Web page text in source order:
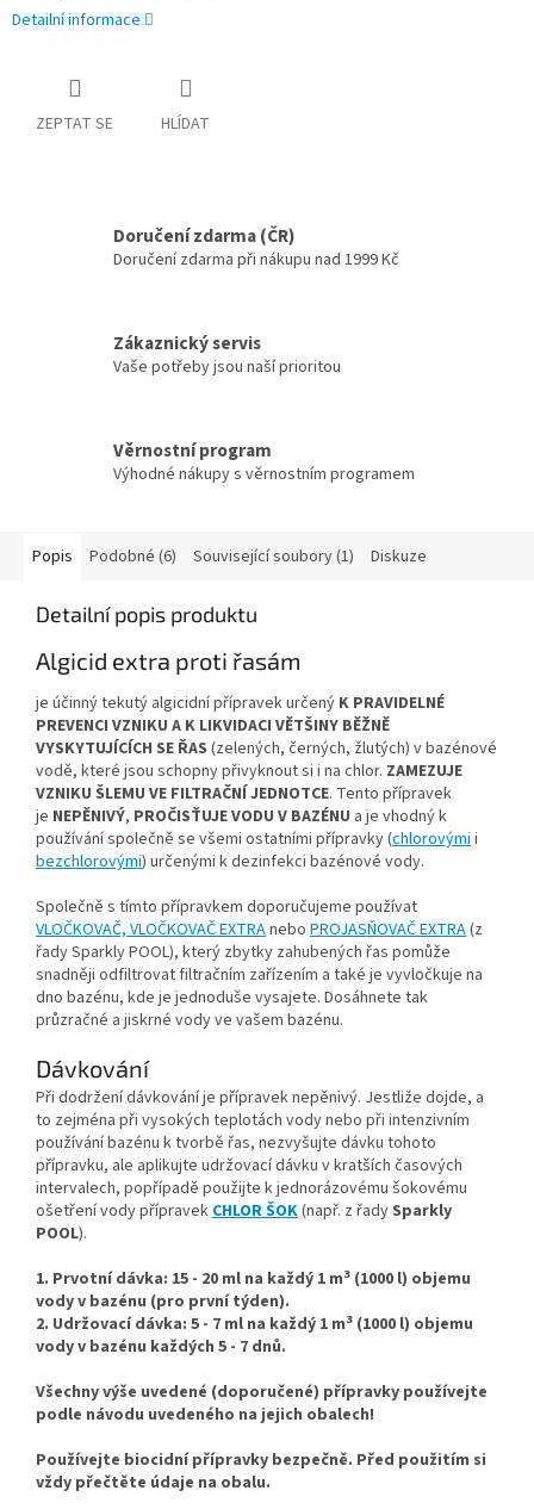
Detailní informace
ZEPTAT SE HLÍDAT
Doručení zdarma (ČR)
Doručení zdarma při nákupu nad 1999 Kč
Zákaznický servis
Vaše potřeby jsou naší prioritou
Věrnostní program
Výhodné nákupy s věrnostním programem
Popis Podobné (6) Související soubory (1) Diskuze
Detailní popis produktu
Algicid extra proti řasám
je účinný tekutý algicidní přípravek určený K PRAVIDELNÉ
PREVENCI VZNIKU A K LIKVIDACI VĚTŠINY BĚŽNĚ
VYSKYTUJÍCÍCH SE ŘAS (zelených, černých, žlutých) v bazénové
vodě, které jsou schopny přivyknout si i na chlor. ZAMEZUJE
VZNIKU ŠLEMU VE FILTRAČNÍ JEDNOTCE. Tento přípravek
je NEPĚNIVÝ, PROČISŤUJE VODU V BAZÉNU a je vhodný k
používání společně se všemi ostatními přípravky (chlorovýmii
bezchlorovými) určenými k dezinfekci bazénové vody.
Společně s tímto přípravkem doporučujeme používat
VLOČKOVAČ, VLOČKOVAČ EXTRAnebo PROJASŇOVAČ EXTRA(z
řady Sparkly POOL), který zbytky zahubených řas pomůže
snadněji odfiltrovat filtračním zařízením a také je vyvločkuje na
dno bazénu, kde je jednoduše vysajete. Dosáhnete tak
průzračné a jiskrné vody ve vašem bazénu.
Dávkování
Při dodržení dávkování je přípravek nepěnivý. Jestliže dojde, a
to zejména při vysokých teplotách vody nebo při intenzivním
používání bazénu k tvorbě řas, nezvyšujte dávku tohoto
přípravku, ale aplikujte udržovací dávku v kratších časových
intervalech, popřípadě použijte k jednorázovému šokovému
ošetření vody přípravekCHLOR ŠOK(např. z řadySparkly
POOL).
1. Prvotní dávka: 15 - 20 ml na každý 1 m3 (1000 l) objemu
vody v bazénu (pro první týden).
2. Udržovací dávka: 5 - 7 ml na každý 1 m3 (1000 l) objemu
vody v bazénu každých 5 - 7 dnů.
Všechny výše uvedené (doporučené) přípravky používejte
podle návodu uvedeného na jejich obalech!
Používejte biocidní přípravky bezpečně. Před použitím si
vždy přečtěte údaje na obalu.